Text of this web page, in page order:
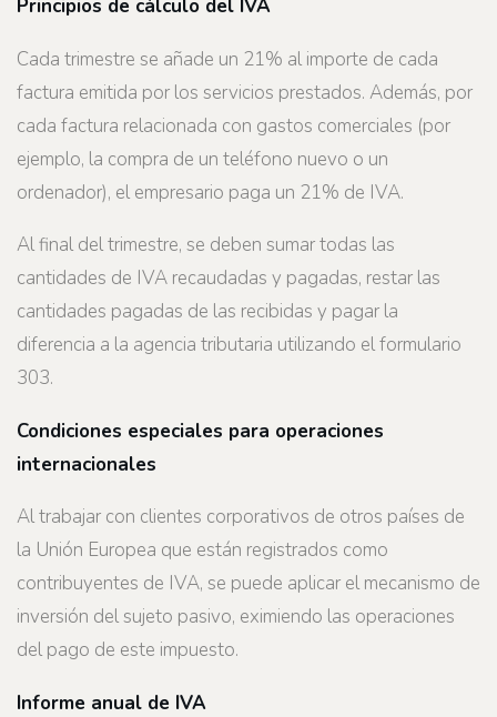
Principios de cálculo del IVA
Cada trimestre se añade un 21% al importe de cada
factura emitida por los servicios prestados. Además, por
cada factura relacionada con gastos comerciales (por
ejemplo, la compra de un teléfono nuevo o un
ordenador), el empresario paga un 21% de IVA.
Al final del trimestre, se deben sumar todas las
cantidades de IVA recaudadas y pagadas, restar las
cantidades pagadas de las recibidas y pagar la
diferencia a la agencia tributaria utilizando el formulario
303.
Condiciones especiales para operaciones
internacionales
Al trabajar con clientes corporativos de otros países de
la Unión Europea que están registrados como
contribuyentes de IVA, se puede aplicar el mecanismo de
inversión del sujeto pasivo, eximiendo las operaciones
del pago de este impuesto.
Informe anual de IVA